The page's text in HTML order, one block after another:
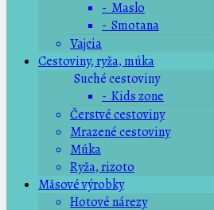
- Maslo
- Smotana
Vajcia
Cestoviny, ryža, múka
Suché cestoviny
- Kids zone
Čerstvé cestoviny
Mrazené cestoviny
Múka
Ryža, rizoto
Mäsové výrobky
Hotové nárezy